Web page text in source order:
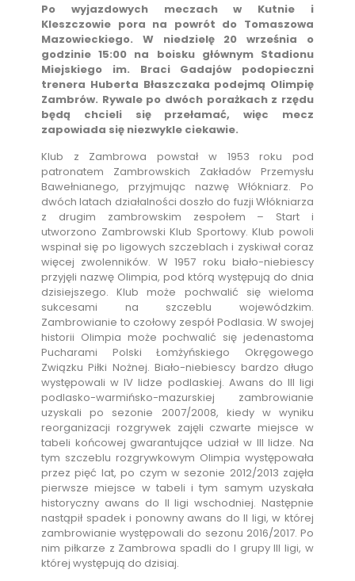
Po wyjazdowych meczach w Kutnie i
Kleszczowie pora na powrót do Tomaszowa
Mazowieckiego. W niedzielę 20 września o
godzinie 15:00 na boisku głównym Stadionu
Miejskiego im. Braci Gadajów podopieczni
trenera Huberta Błaszczaka podejmą Olimpię
Zambrów. Rywale po dwóch porażkach z rzędu
będą chcieli się przełamać, więc mecz
zapowiada się niezwykle ciekawie.
Klub z Zambrowa powstał w 1953 roku pod
patronatem Zambrowskich Zakładów Przemysłu
Bawełnianego, przyjmując nazwę Włókniarz. Po
dwóch latach działalności doszło do fuzji Włókniarza
z drugim zambrowskim zespołem – Start i
utworzono Zambrowski Klub Sportowy. Klub powoli
wspinał się po ligowych szczeblach i zyskiwał coraz
więcej zwolenników. W 1957 roku biało-niebiescy
przyjęli nazwę Olimpia, pod którą występują do dnia
dzisiejszego. Klub może pochwalić się wieloma
sukcesami na szczeblu wojewódzkim.
Zambrowianie to czołowy zespół Podlasia. W swojej
historii Olimpia może pochwalić się jedenastoma
Pucharami Polski Łomżyńskiego Okręgowego
Związku Piłki Nożnej. Biało-niebiescy bardzo długo
występowali w IV lidze podlaskiej. Awans do III ligi
podlasko-warmińsko-mazurskiej zambrowianie
uzyskali po sezonie 2007/2008, kiedy w wyniku
reorganizacji rozgrywek zajęli czwarte miejsce w
tabeli końcowej gwarantujące udział w III lidze. Na
tym szczeblu rozgrywkowym Olimpia występowała
przez pięć lat, po czym w sezonie 2012/2013 zajęła
pierwsze miejsce w tabeli i tym samym uzyskała
historyczny awans do II ligi wschodniej. Następnie
nastąpił spadek i ponowny awans do II ligi, w której
zambrowianie występowali do sezonu 2016/2017. Po
nim piłkarze z Zambrowa spadli do I grupy III ligi, w
której występują do dzisiaj.